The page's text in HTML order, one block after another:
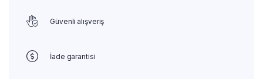
Güvenli alışveriş
İade garantisi